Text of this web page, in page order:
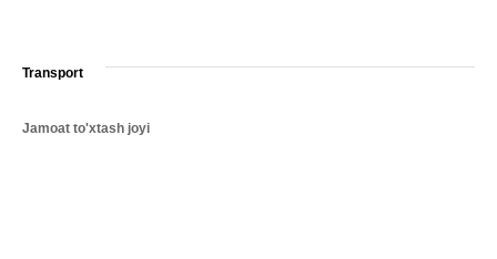
Transport
Jamoat to'xtash joyi